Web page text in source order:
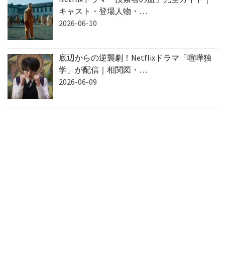
キャスト・登場人物・…
2026-06-10
底辺からの逆襲劇！Netflixドラマ「喧嘩独
学」が配信｜相関図・…
2026-06-09